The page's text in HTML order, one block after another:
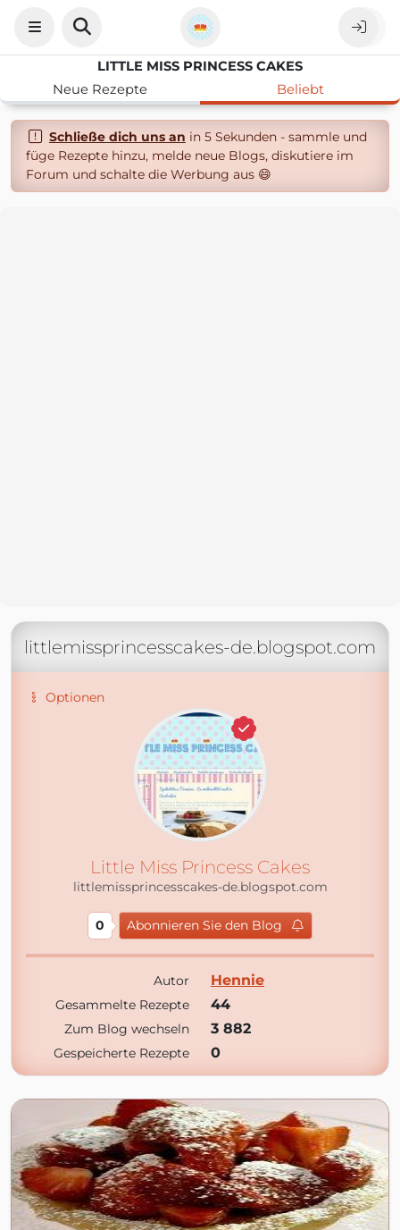
LITTLE MISS PRINCESS CAKES
Neue Rezepte
Beliebt
Schließe dich uns an in 5 Sekunden - sammle und
füge Rezepte hinzu, melde neue Blogs, diskutiere im
Forum und schalte die Werbung aus 😄
littlemissprincesscakes-de.blogspot.com
Optionen
Little Miss Princess Cakes
littlemissprincesscakes-de.blogspot.com
0 Abonnieren Sie den Blog
Autor Hennie
Gesammelte Rezepte 44
Zum Blog wechseln 3 882
Gespeicherte Rezepte 0